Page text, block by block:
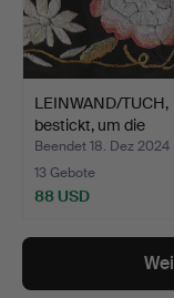
LEINWAND/TUCH,
bestickt, um die
Jahrhunder…
Beendet 18. Dez 2024
13 Gebote
88 USD